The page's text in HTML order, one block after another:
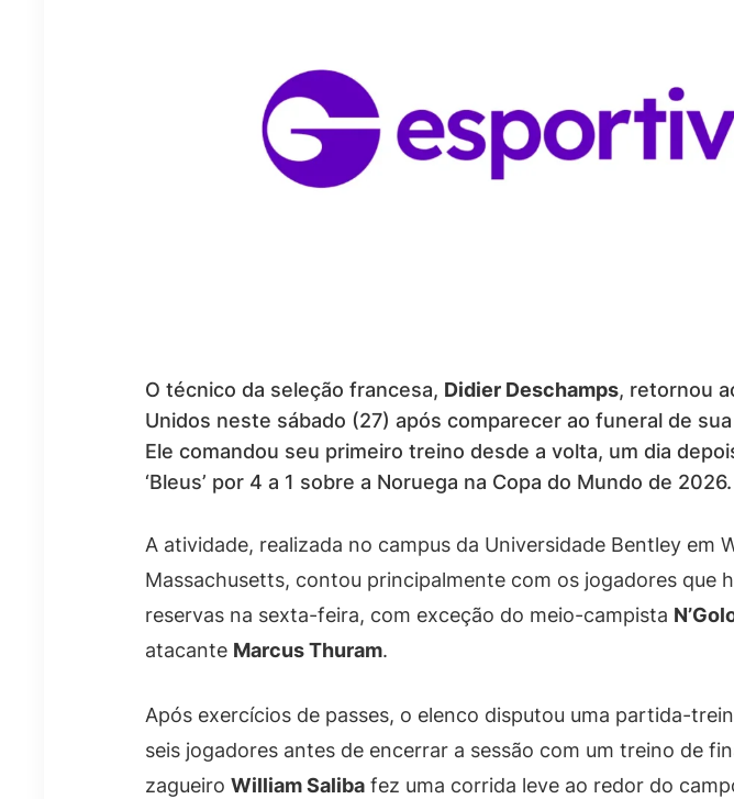
O técnico da seleção francesa, Didier Deschamps, retornou
Unidos neste sábado (27) após comparecer ao funeral de
Ele comandou seu primeiro treino desde a volta, um dia
‘Bleus’ por 4 a 1 sobre a Noruega na Copa do Mundo de 2026.
A atividade, realizada no campus da Universidade Bentley em
Massachusetts, contou principalmente com os jogadores que
reservas na sexta-feira, com exceção do meio-campista
atacante Marcus Thuram.
Após exercícios de passes, o elenco disputou uma partida-
seis jogadores antes de encerrar a sessão com um treino de
zagueiro William Saliba fez uma corrida leve ao redor do